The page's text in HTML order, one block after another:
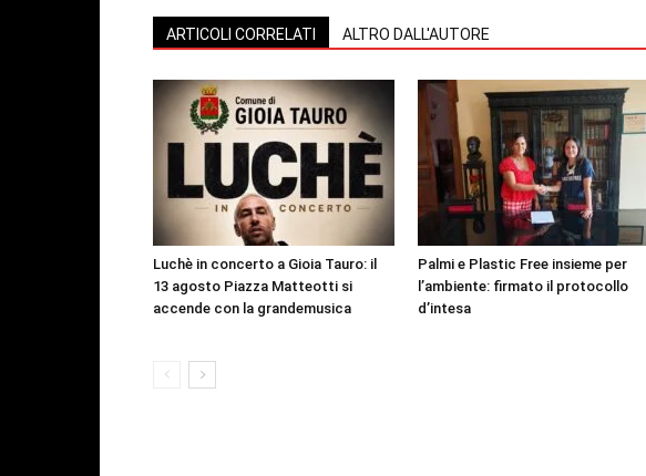
ARTICOLI CORRELATI ALTRO DALL'AUTORE
Luchè in concerto a Gioia Tauro: il
13 agosto Piazza Matteotti si
accende con la grandemusica
Palmi e Plastic Free insieme per
l’ambiente: firmato il protocollo
d’intesa